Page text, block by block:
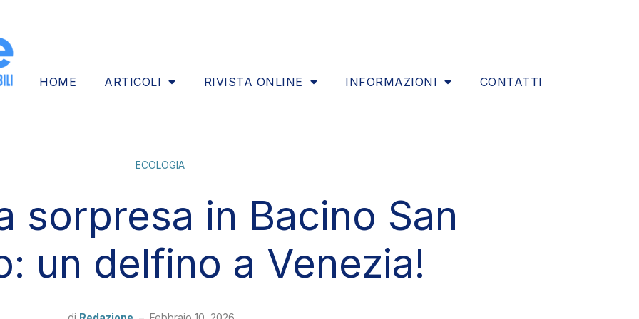
HOME ARTICOLI RIVISTA ONLINE INFORMAZIONI CONTATTI
ECOLOGIA
sorpresa in Bacino San
un delfino a Venezia!